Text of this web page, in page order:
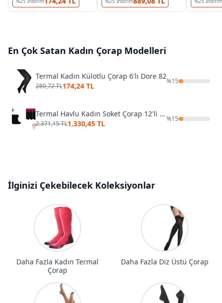
En Çok Satan Kadın Çorap Modelleri
Termal Kadın Külotlu Çorap 6'lı Dore 82
280,72 TL174,24 TL
%15
Termal Havlu Kadın Soket Çorap 12'li Şirin 6550 - 12 ADET
2.371,15 TL1.330,45 TL
%15
İlginizi Çekebilecek Koleksiyonlar
Daha Fazla Kadın Termal
Çorap
Daha Fazla Diz Üstü Çorap